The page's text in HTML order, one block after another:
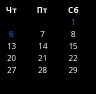
Чт Пт
Сб
1
6 7
8
13 14
15
20 21
22
27 28
29